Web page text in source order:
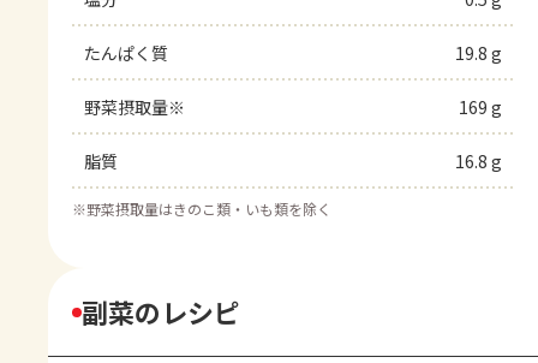
たんぱく質 19.8 g
野菜摂取量※ 169 g
脂質 16.8 g
※野菜摂取量はきのこ類・いも類を除く
副菜のレシピ